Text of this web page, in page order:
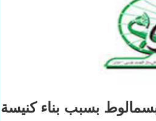
بسبب بناء كنيسة